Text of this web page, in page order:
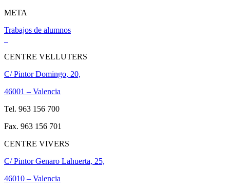
META
Trabajos de alumnos
CENTRE VELLUTERS
C/ Pintor Domingo, 20,
46001 – Valencia
Tel. 963 156 700
Fax. 963 156 701
CENTRE VIVERS
C/ Pintor Genaro Lahuerta, 25,
46010 – Valencia